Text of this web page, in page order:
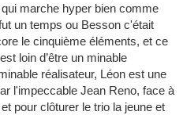
marche hyper bien comme
un temps ou Besson c'était
le cinquième éléments, et ce
loin d’être un minable
réalisateur, Léon est une
l'impeccable Jean Reno, face à
pour clôturer le trio la jeune et